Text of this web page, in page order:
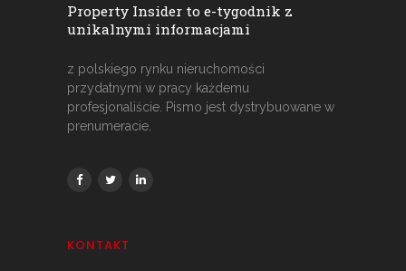
Property Insider to e-tygodnik z
unikalnymi informacjami
z polskiego rynku nieruchomości
przydatnymi w pracy każdemu
profesjonaliście. Pismo jest dystrybuowane w
prenumeracie.
KONTAKT